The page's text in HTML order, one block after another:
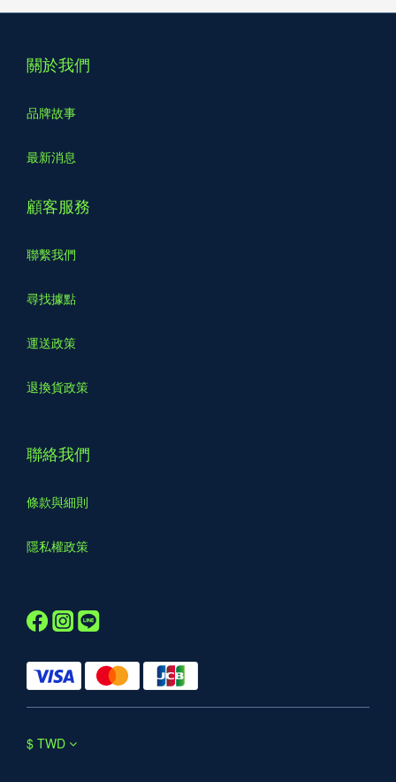
關於我們
品牌故事
最新消息
顧客服務
聯繫我們
尋找據點
運送政策
退換貨政策
聯絡我們
條款與細則
隱私權政策
$ TWD